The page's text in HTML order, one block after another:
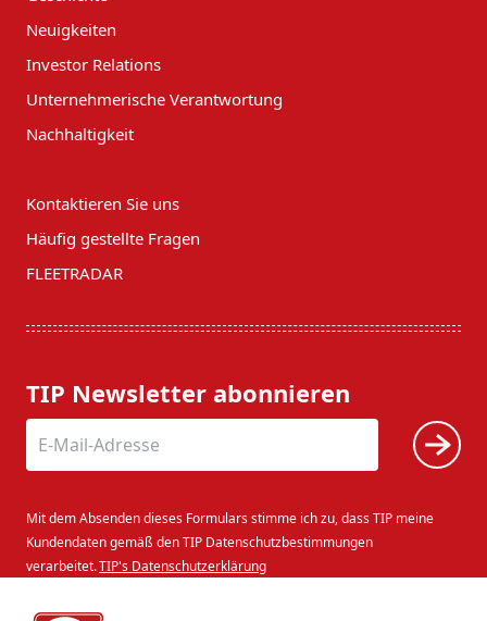
Neuigkeiten
Investor Relations
Unternehmerische Verantwortung
Nachhaltigkeit
Kontaktieren Sie uns
Häufig gestellte Fragen
FLEETRADAR
TIP Newsletter abonnieren
Mit dem Absenden dieses Formulars stimme ich zu, dass TIP meine
Kundendaten gemäß den TIP Datenschutzbestimmungen
verarbeitet.TIP's Datenschutzerklärung